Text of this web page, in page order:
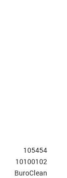
105454
10100102
BuroClean